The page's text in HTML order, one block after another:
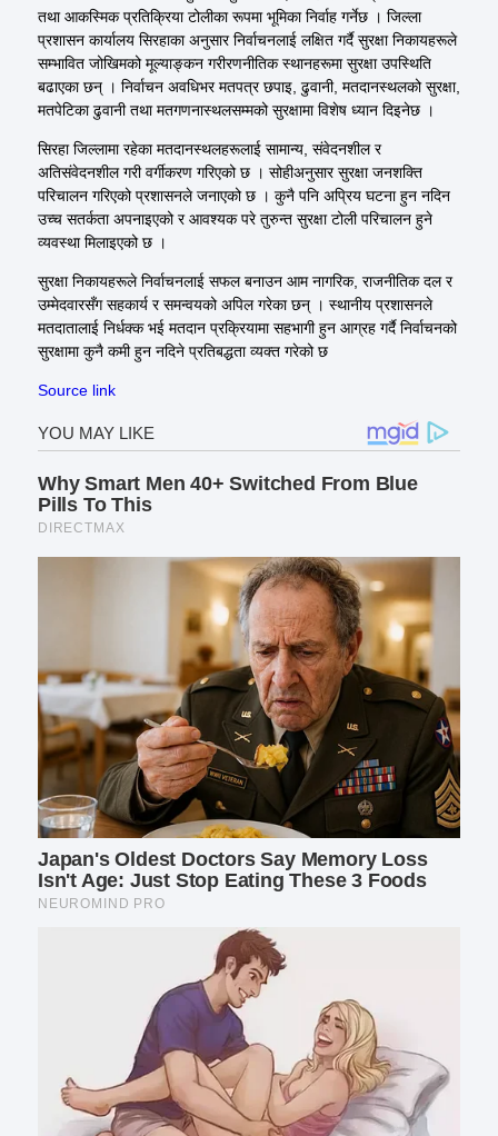
तथा आकस्मिक प्रतिक्रिया टोलीका रूपमा भूमिका निर्वाह गर्नेछ । जिल्ला
प्रशासन कार्यालय सिरहाका अनुसार निर्वाचनलाई लक्षित गर्दै सुरक्षा निकायहरूले
सम्भावित जोखिमको मूल्याङ्कन गरीरणनीतिक स्थानहरूमा सुरक्षा उपस्थिति
बढाएका छन् । निर्वाचन अवधिभर मतपत्र छपाइ, ढुवानी, मतदानस्थलको सुरक्षा,
मतपेटिका ढुवानी तथा मतगणनास्थलसम्मको सुरक्षामा विशेष ध्यान दिइनेछ ।
सिरहा जिल्लामा रहेका मतदानस्थलहरूलाई सामान्य, संवेदनशील र
अतिसंवेदनशील गरी वर्गीकरण गरिएको छ । सोहीअनुसार सुरक्षा जनशक्ति
परिचालन गरिएको प्रशासनले जनाएको छ । कुनै पनि अप्रिय घटना हुन नदिन
उच्च सतर्कता अपनाइएको र आवश्यक परे तुरुन्त सुरक्षा टोली परिचालन हुने
व्यवस्था मिलाइएको छ ।
सुरक्षा निकायहरूले निर्वाचनलाई सफल बनाउन आम नागरिक, राजनीतिक दल र
उम्मेदवारसँग सहकार्य र समन्वयको अपिल गरेका छन् । स्थानीय प्रशासनले
मतदातालाई निर्धक्क भई मतदान प्रक्रियामा सहभागी हुन आग्रह गर्दै निर्वाचनको
सुरक्षामा कुनै कमी हुन नदिने प्रतिबद्धता व्यक्त गरेको छ
Source link